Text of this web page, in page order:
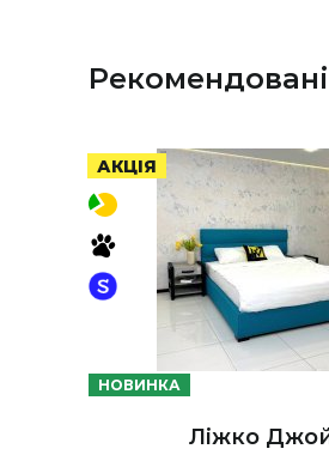
АКЦІЯ
НОВИНКА
Ліжко